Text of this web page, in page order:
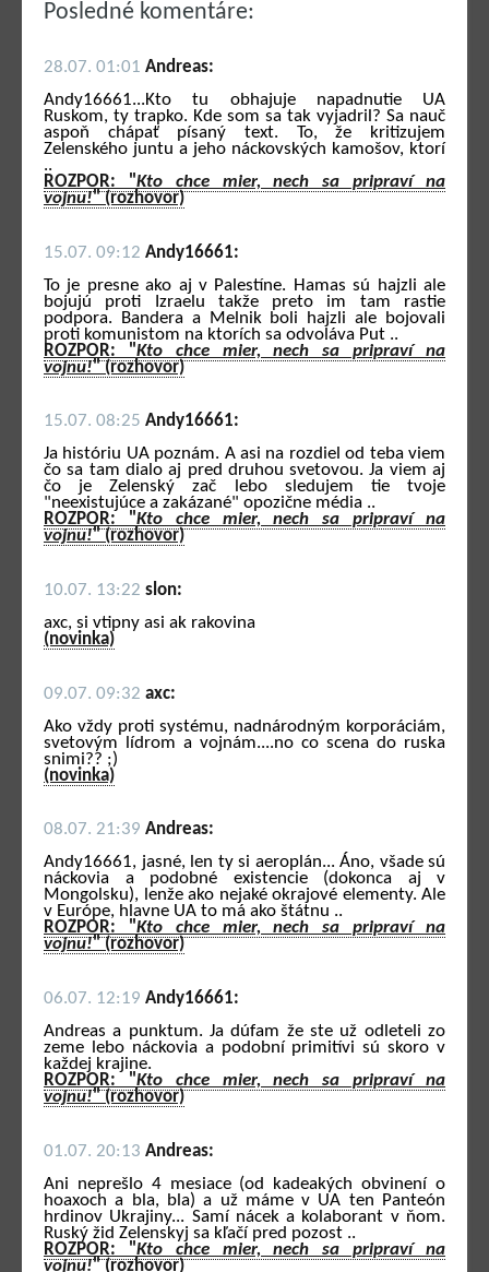
Posledné komentáre:
28.07. 01:01 Andreas:
Andy16661...Kto tu obhajuje napadnutie UA
Ruskom, ty trapko. Kde som sa tak vyjadril? Sa nauč
aspoň chápať písaný text. To, že kritizujem
Zelenského juntu a jeho náckovských kamošov, ktorí
..
ROZPOR: "Kto chce mier, nech sa pripraví na
vojnu!" (rozhovor)
15.07. 09:12 Andy16661:
To je presne ako aj v Palestíne. Hamas sú hajzli ale
bojujú proti Izraelu takže preto im tam rastie
podpora. Bandera a Melnik boli hajzli ale bojovali
proti komunistom na ktorích sa odvoláva Put ..
ROZPOR: "Kto chce mier, nech sa pripraví na
vojnu!" (rozhovor)
15.07. 08:25 Andy16661:
Ja históriu UA poznám. A asi na rozdiel od teba viem
čo sa tam dialo aj pred druhou svetovou. Ja viem aj
čo je Zelenský zač lebo sledujem tie tvoje
"neexistujúce a zakázané" opozične média ..
ROZPOR: "Kto chce mier, nech sa pripraví na
vojnu!" (rozhovor)
10.07. 13:22 slon:
axc, si vtipny asi ak rakovina
(novinka)
09.07. 09:32 axc:
Ako vždy proti systému, nadnárodným korporáciám,
svetovým lídrom a vojnám....no co scena do ruska
snimi?? ;)
(novinka)
08.07. 21:39 Andreas:
Andy16661, jasné, len ty si aeroplán... Áno, všade sú
náckovia a podobné existencie (dokonca aj v
Mongolsku), lenže ako nejaké okrajové elementy. Ale
v Európe, hlavne UA to má ako štátnu ..
ROZPOR: "Kto chce mier, nech sa pripraví na
vojnu!" (rozhovor)
06.07. 12:19 Andy16661:
Andreas a punktum. Ja dúfam že ste už odleteli zo
zeme lebo náckovia a podobní primitívi sú skoro v
každej krajine.
ROZPOR: "Kto chce mier, nech sa pripraví na
vojnu!" (rozhovor)
01.07. 20:13 Andreas:
Ani neprešlo 4 mesiace (od kadeakých obvinení o
hoaxoch a bla, bla) a už máme v UA ten Panteón
hrdinov Ukrajiny... Samí nácek a kolaborant v ňom.
Ruský žid Zelenskyj sa kľačí pred pozost ..
ROZPOR: "Kto chce mier, nech sa pripraví na
vojnu!" (rozhovor)